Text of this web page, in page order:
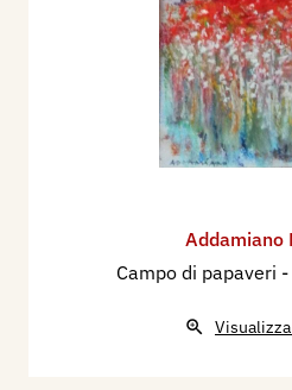
Addamiano
Campo di papaveri